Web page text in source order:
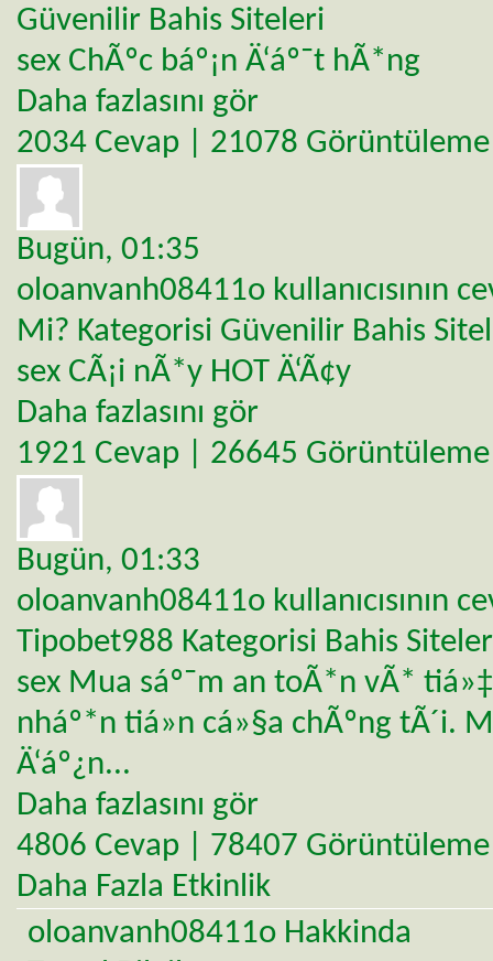
Güvenilir Bahis Siteleri
sex ChÃºc báº¡n Ä‘áº¯t hÃ*ng
Daha fazlasını gör
2034 Cevap | 21078 Görüntüleme
Bugün, 01:35
oloanvanh08411o kullanıcısının
Mi? Kategorisi Güvenilir Bahis
sex CÃ¡i nÃ*y HOT Ä‘Ã¢y
Daha fazlasını gör
1921 Cevap | 26645 Görüntüleme
Bugün, 01:33
oloanvanh08411o kullanıcısının
Tipobet988 Kategorisi Bahis
sex Mua sáº¯m an toÃ*n vÃ*
nháº*n tiá»n cá»§a chÃºng tÃ´i.
Ä‘áº¿n...
Daha fazlasını gör
4806 Cevap | 78407 Görüntüleme
Daha Fazla Etkinlik
oloanvanh08411o Hakkinda